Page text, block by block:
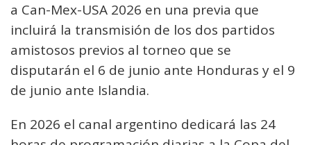
a Can-Mex-USA 2026 en una previa que
incluirá la transmisión de los dos partidos
amistosos previos al torneo que se
disputarán el 6 de junio ante Honduras y el 9
de junio ante Islandia.
En 2026 el canal argentino dedicará las 24